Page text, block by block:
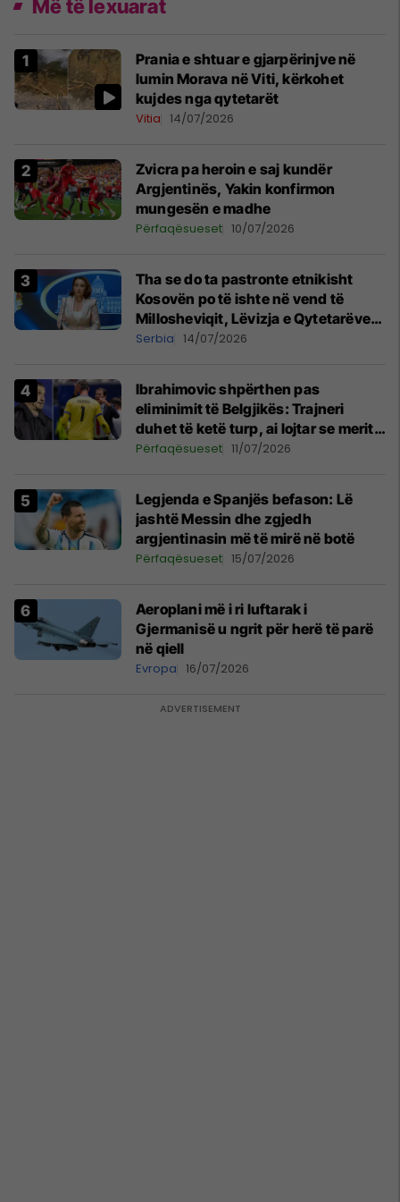
Më të lexuarat
Prania e shtuar e gjarpërinjve në
lumin Morava në Viti, kërkohet
kujdes nga qytetarët
Vitia 14/07/2026
Zvicra pa heroin e saj kundër
Argjentinës, Yakin konfirmon
mungesën e madhe
Përfaqësueset 10/07/2026
Tha se do ta pastronte etnikisht
Kosovën po të ishte në vend të
Millosheviqit, Lëvizja e Qytetarëve
të Lirë në Serbi kërkon shkarkimin e
Serbia 14/07/2026
Ibrahimovic shpërthen pas
eliminimit të Belgjikës: Trajneri
duhet të ketë turp, ai lojtar se meritoi
të luante
Përfaqësueset 11/07/2026
Legjenda e Spanjës befason: Lë
jashtë Messin dhe zgjedh
argjentinasin më të mirë në botë
Përfaqësueset 15/07/2026
Aeroplani më i ri luftarak i
Gjermanisë u ngrit për herë të parë
në qiell
Evropa 16/07/2026